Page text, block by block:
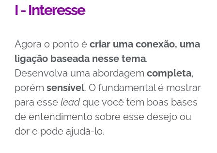
I - Interesse
Agora o ponto é criar uma conexão, uma
ligação baseada nesse tema.
Desenvolva uma abordagem completa,
porém sensível. O fundamental é mostrar
para esse lead que você tem boas bases
de entendimento sobre esse desejo ou
dor e pode ajudá-lo.